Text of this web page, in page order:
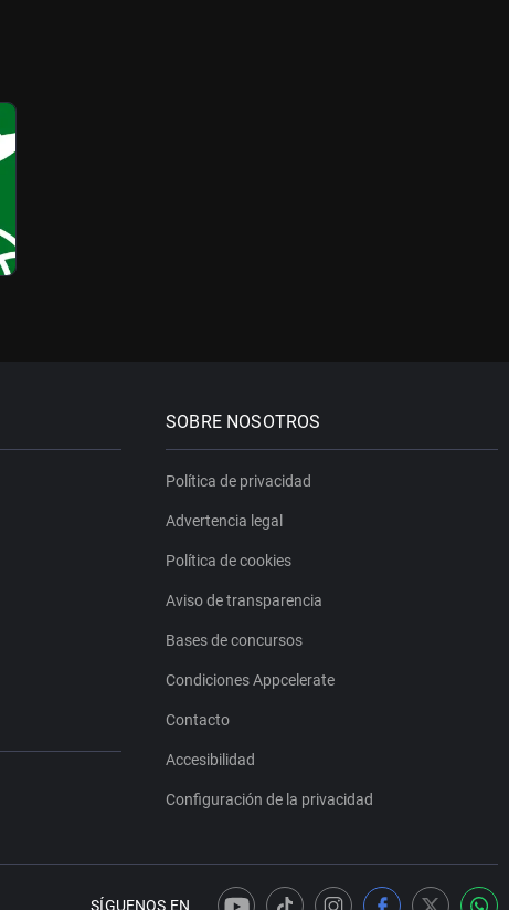
SOBRE NOSOTROS
Política de privacidad
Advertencia legal
Política de cookies
Aviso de transparencia
Bases de concursos
Condiciones Appcelerate
Contacto
Accesibilidad
Configuración de la privacidad
SÍGUENOS EN